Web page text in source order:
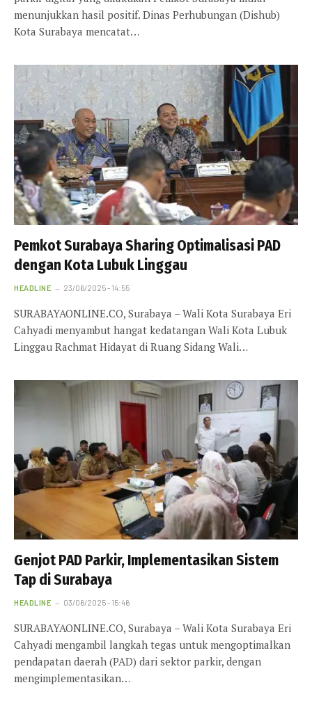
menunjukkan hasil positif. Dinas Perhubungan (Dishub)
Kota Surabaya mencatat…
Pemkot Surabaya Sharing Optimalisasi PAD
dengan Kota Lubuk Linggau
HEADLINE 23/06/2025 - 14:55
SURABAYAONLINE.CO, Surabaya – Wali Kota Surabaya Eri
Cahyadi menyambut hangat kedatangan Wali Kota Lubuk
Linggau Rachmat Hidayat di Ruang Sidang Wali…
Genjot PAD Parkir, Implementasikan Sistem
Tap di Surabaya
HEADLINE 03/06/2025 - 15:46
SURABAYAONLINE.CO, Surabaya – Wali Kota Surabaya Eri
Cahyadi mengambil langkah tegas untuk mengoptimalkan
pendapatan daerah (PAD) dari sektor parkir, dengan
mengimplementasikan…